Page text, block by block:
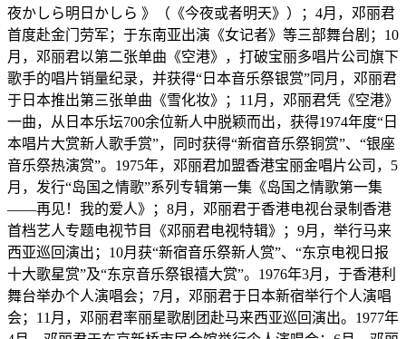
夜かしら明日かしら 》（《今夜或者明天》）；4月，邓丽君
首度赴金门劳军；于东南亚出演《女记者》等三部舞台剧；10
月，邓丽君以第二张单曲《空港》，打破宝丽多唱片公司旗下
歌手的唱片销量纪录，并获得“日本音乐祭银赏”同月，邓丽君
于日本推出第三张单曲《雪化妆》；11月，邓丽君凭《空港》
一曲，从日本乐坛700余位新人中脱颖而出，获得1974年度“日
本唱片大赏新人歌手赏”，同时获得“新宿音乐祭铜赏”、“银座
音乐祭热演赏”。1975年，邓丽君加盟香港宝丽金唱片公司，5
月，发行“岛国之情歌”系列专辑第一集《岛国之情歌第一集
——再见！我的爱人》；8月，邓丽君于香港电视台录制香港
首档艺人专题电视节目《邓丽君电视特辑》；9月，举行马来
西亚巡回演出；10月获“新宿音乐祭新人赏”、“东京电视日报
十大歌星赏”及“东京音乐祭银禧大赏”。1976年3月，于香港利
舞台举办个人演唱会；7月，邓丽君于日本新宿举行个人演唱
会；11月，邓丽君率丽星歌剧团赴马来西亚巡回演出。1977年